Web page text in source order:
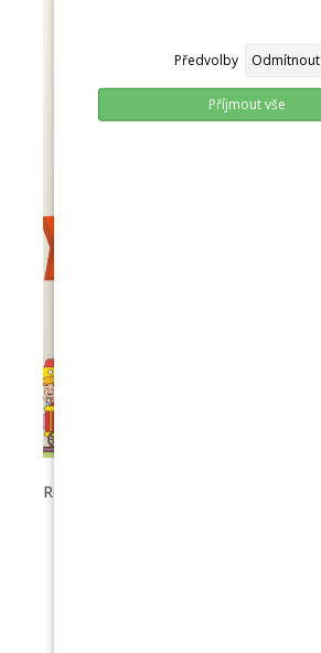
Předvolby Odmítnout
Příjmout vše
Rozloučení se školou